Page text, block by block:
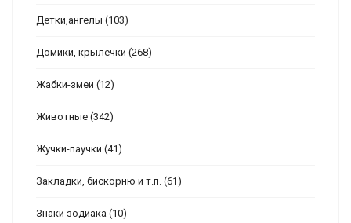
Детки,ангелы (103)
Домики, крылечки (268)
Жабки-змеи (12)
Животные (342)
Жучки-паучки (41)
Закладки, бискорню и т.п. (61)
Знаки зодиака (10)